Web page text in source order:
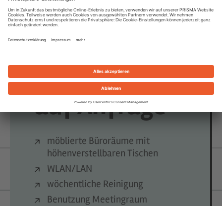
PRIVATE OFFICE
auf Anfrage
möblierte Büroräume mit
höhenverstellbaren Tischen
WLAN/LAN
wöchentliche Reinigung
Benutzung Meetingraum